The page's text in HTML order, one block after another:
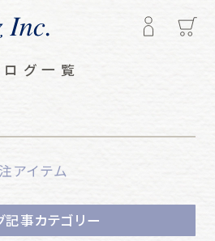
ログ一覧
アイテム
記事カテゴリー